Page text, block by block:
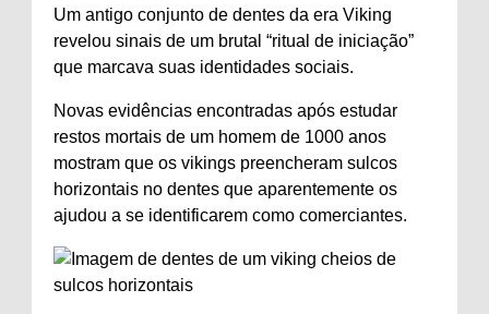
Um antigo conjunto de dentes da era Viking
revelou sinais de um brutal “ritual de iniciação”
que marcava suas identidades sociais.
Novas evidências encontradas após estudar
restos mortais de um homem de 1000 anos
mostram que os vikings preencheram sulcos
horizontais no dentes que aparentemente os
ajudou a se identificarem como comerciantes.